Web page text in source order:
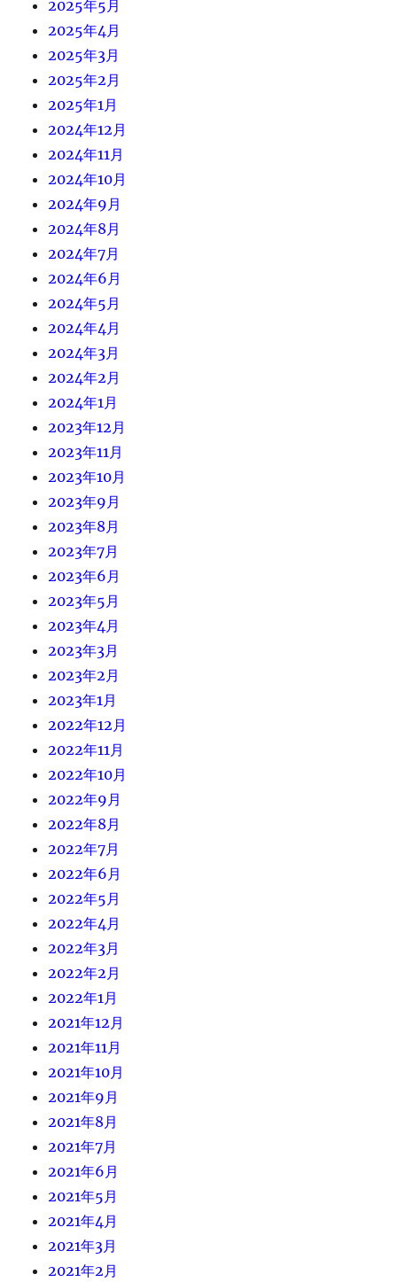
2025年5月
2025年4月
2025年3月
2025年2月
2025年1月
2024年12月
2024年11月
2024年10月
2024年9月
2024年8月
2024年7月
2024年6月
2024年5月
2024年4月
2024年3月
2024年2月
2024年1月
2023年12月
2023年11月
2023年10月
2023年9月
2023年8月
2023年7月
2023年6月
2023年5月
2023年4月
2023年3月
2023年2月
2023年1月
2022年12月
2022年11月
2022年10月
2022年9月
2022年8月
2022年7月
2022年6月
2022年5月
2022年4月
2022年3月
2022年2月
2022年1月
2021年12月
2021年11月
2021年10月
2021年9月
2021年8月
2021年7月
2021年6月
2021年5月
2021年4月
2021年3月
2021年2月